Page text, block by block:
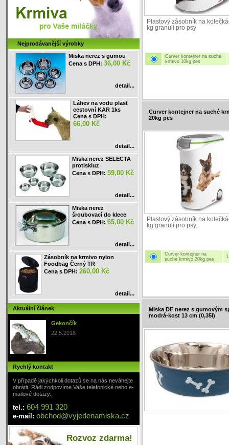
Plastový zásobník na
kg granulí pro psy
Curver kontejner na suché
krmivo 10kg pes
Curver kontejner na suché
20kg pes
Plastový zásobník na
kg granulí pro psy.
Curver kontejner na
suché krmivo 20kg pes
Miska DF nerez s gumovým
modrá-kost 13 cm (0,35l)
Nejprodávanější výrobky
Miska nerez s gumou
Cena s DPH: 36,00 Kč
detail...
Láhev na vodu plast
cestovní KAR 1ks
Cena s DPH:
66,00 Kč
detail...
Miska nerez SELECTA
protiskluz
Cena s DPH: 59,00 Kč
detail...
Miska nerez
šroubovací do klece
Cena s DPH: 65,00 Kč
detail...
Zásobník na krmivo nylon
Foodbag Černý TR
Cena s DPH: 260,00 Kč
detail...
Aktuální článek
Gekončík
22.5.2018
Rychlý kontakt
V případě jakýchkoli dotazů se na nás neváhejte
obrátit. Rádi zodpovíme Vaše telefonické nebo e-
mailové dotazy.
tel.: 604 991 320
e-mail: obchod@vyjedenamiska.cz
Rozvoz zdarma!